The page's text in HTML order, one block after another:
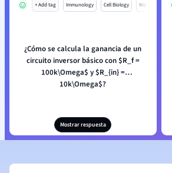
+ Add tag Immunology Cell Biology Mo
¿Cómo se calcula la ganancia de un
circuito inversor básico con $R_f =
100k\Omega$ y $R_{in} =
10k\Omega$?
Mostrar respuesta